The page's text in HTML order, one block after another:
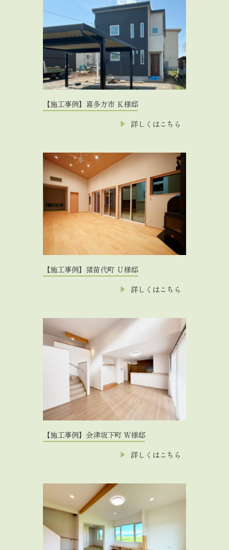
【施工事例】喜多方市 Ｋ様邸
詳しくはこちら
【施工事例】猪苗代町 Ｕ様邸
詳しくはこちら
【施工事例】会津坂下町 Ｗ様邸
詳しくはこちら